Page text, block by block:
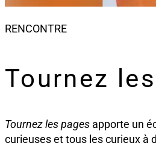
RENCONTRE
Tournez
Tournez les pages apporte un
curieuses et tous les curieux à